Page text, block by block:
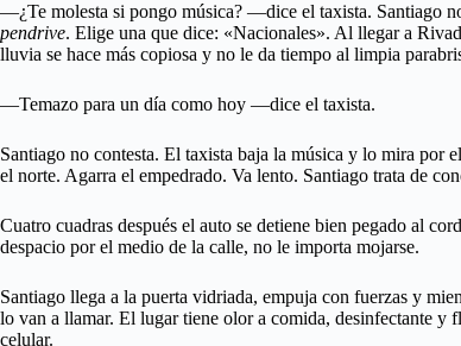
—¿Te molesta si pongo música? —dice el taxista. Santiago
pendrive. Elige una que dice: «Nacionales». Al llegar a
lluvia se hace más copiosa y no le da tiempo al limpia
—Temazo para un día como hoy —dice el taxista.
Santiago no contesta. El taxista baja la música y lo mira por
el norte. Agarra el empedrado. Va lento. Santiago trata de
Cuatro cuadras después el auto se detiene bien pegado al
despacio por el medio de la calle, no le importa mojarse.
Santiago llega a la puerta vidriada, empuja con fuerzas y
lo van a llamar. El lugar tiene olor a comida, desinfectante y
celular.